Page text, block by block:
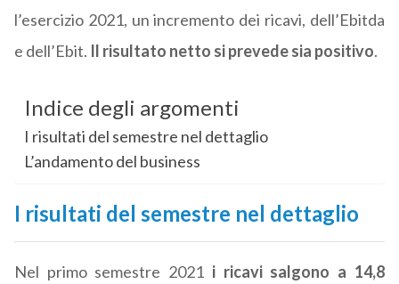
l’esercizio 2021, un incremento dei ricavi, dell’Ebitda
e dell’Ebit. Il risultato netto si prevede sia positivo.
Indice degli argomenti
I risultati del semestre nel dettaglio
L’andamento del business
I risultati del semestre nel dettaglio
Nel primo semestre 2021 i ricavi salgono a 14,8